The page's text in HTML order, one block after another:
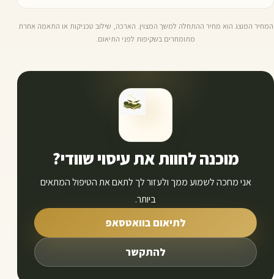
המחיר המוצג הוא מחיר ההתחלה למשך המצוין. הארכה, שילוב טכניקות או התאמה אחרת
מתומחרים בשקיפות לפני התיאום.
מוכנה לחוות את עיסוי שוודי?
אני מחכה לשמוע ממך ולעזור לך לתאם את הטיפול המתאים
ביותר.
לתיאום בוואטסאפ
להתקשר